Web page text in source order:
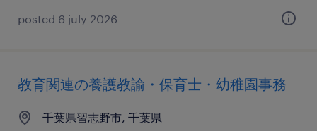
posted 6 july 2026
教育関連の養護教諭・保育士・幼稚園事務
千葉県習志野市, 千葉県